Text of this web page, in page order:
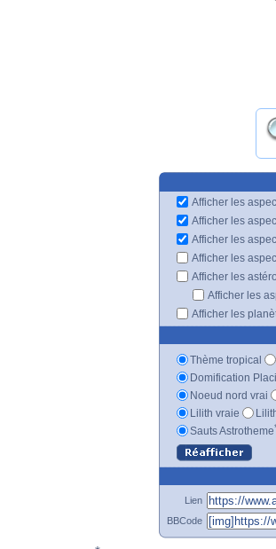
Afficher les
Afficher les
Afficher les
Afficher les
Afficher les
Afficher les
Afficher les
Thème tropical
Domification
Noeud nord vrai
Lilith vraie
Sauts Astrotheme
Lien
BBCode